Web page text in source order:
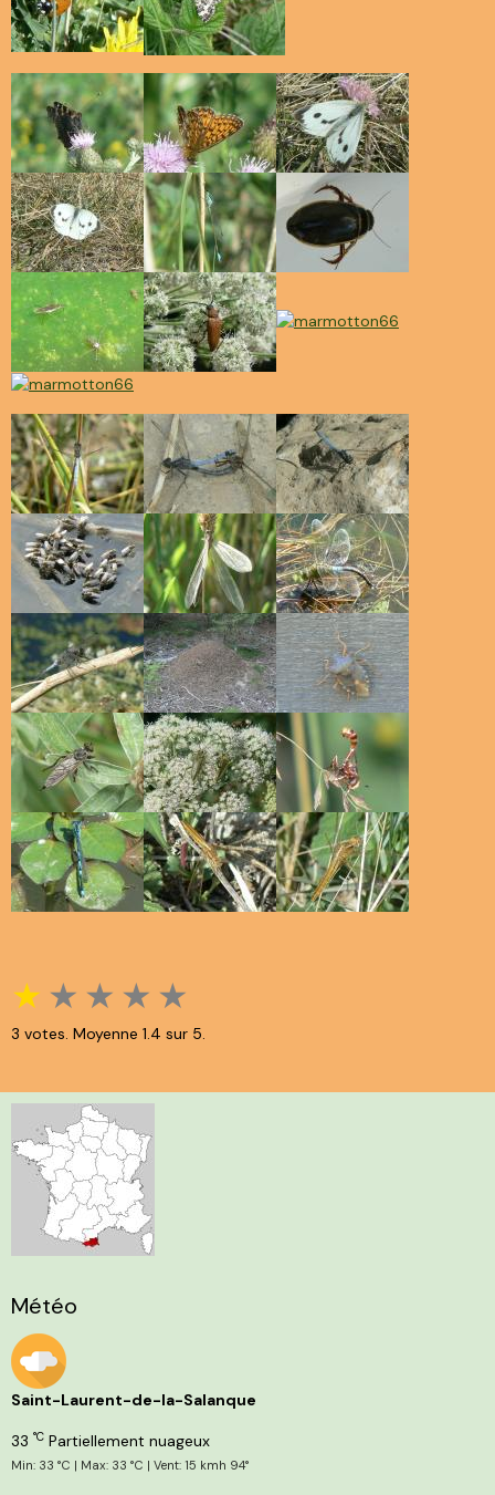
★ ★ ★ ★ ★
3 votes. Moyenne 1.4 sur 5.
Météo
Saint-Laurent-de-la-Salanque
33 °C Partiellement nuageux
Min: 33 °C | Max: 33 °C | Vent: 15 kmh 94°